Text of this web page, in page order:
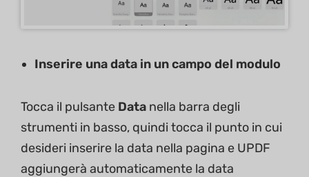
Inserire una data in un campo del modulo
Tocca il pulsante Data nella barra degli
strumenti in basso, quindi tocca il punto in cui
desideri inserire la data nella pagina e UPDF
aggiungerà automaticamente la data